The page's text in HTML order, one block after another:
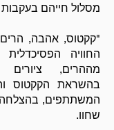
מסלול חייהם
"קקטוס, אהבה,
החוויה הפסיכדלית
מההרים, ציורים
בהשראת הקקטוס
המשתתפים,
שחוו.